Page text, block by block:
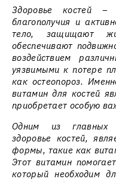
Здоровье костей
благополучия и
тело, защищают
обеспечивают
воздействием
уязвимыми к потере
как остеопороз.
витамин для костей
приобретает особую
Одним из главных
здоровье костей,
формы, такие как
Этот витамин
который необходим